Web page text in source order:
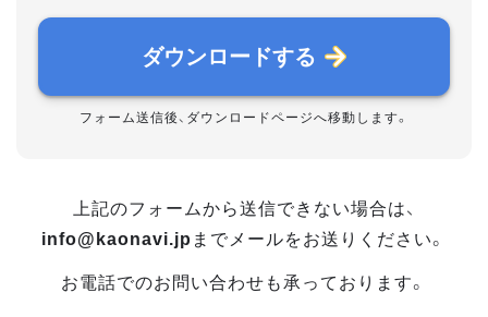
ダウンロードする
フォーム送信後、ダウンロードページへ移動します。
上記のフォームから送信できない場合は、
info@kaonavi.jp までメールをお送りください。
お電話でのお問い合わせも承っております。